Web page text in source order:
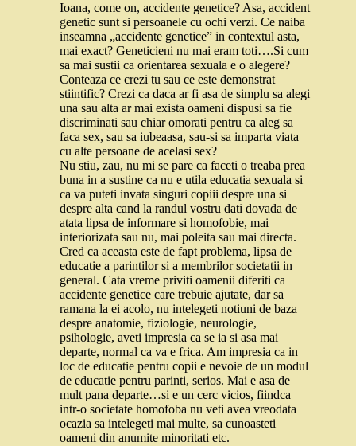
Ioana, come on, accidente genetice? Asa, accident
genetic sunt si persoanele cu ochi verzi. Ce naiba
inseamna „accidente genetice” in contextul asta,
mai exact? Geneticieni nu mai eram toti….Si cum
sa mai sustii ca orientarea sexuala e o alegere?
Conteaza ce crezi tu sau ce este demonstrat
stiintific? Crezi ca daca ar fi asa de simplu sa alegi
una sau alta ar mai exista oameni dispusi sa fie
discriminati sau chiar omorati pentru ca aleg sa
faca sex, sau sa iubeaasa, sau-si sa imparta viata
cu alte persoane de acelasi sex?
Nu stiu, zau, nu mi se pare ca faceti o treaba prea
buna in a sustine ca nu e utila educatia sexuala si
ca va puteti invata singuri copiii despre una si
despre alta cand la randul vostru dati dovada de
atata lipsa de informare si homofobie, mai
interiorizata sau nu, mai poleita sau mai directa.
Cred ca aceasta este de fapt problema, lipsa de
educatie a parintilor si a membrilor societatii in
general. Cata vreme priviti oamenii diferiti ca
accidente genetice care trebuie ajutate, dar sa
ramana la ei acolo, nu intelegeti notiuni de baza
despre anatomie, fiziologie, neurologie,
psihologie, aveti impresia ca se ia si asa mai
departe, normal ca va e frica. Am impresia ca in
loc de educatie pentru copii e nevoie de un modul
de educatie pentru parinti, serios. Mai e asa de
mult pana departe…si e un cerc vicios, fiindca
intr-o societate homofoba nu veti avea vreodata
ocazia sa intelegeti mai multe, sa cunoasteti
oameni din anumite minoritati etc.